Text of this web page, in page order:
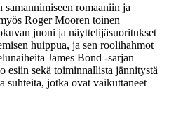
romaaniin ja
Roger Mooren toinen
juoni ja näyttelijäsuoritukset
huippua, ja sen roolihahmot
James Bond -sarjan
esiin sekä toiminnallista jännitystä
suhteita, jotka ovat vaikuttaneet